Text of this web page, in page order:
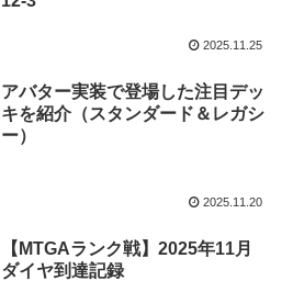
2025.11.25
アバター実装で登場した注目デッ
キを紹介（スタンダード＆レガシ
ー）
2025.11.20
【MTGAランク戦】2025年11月
ダイヤ到達記録